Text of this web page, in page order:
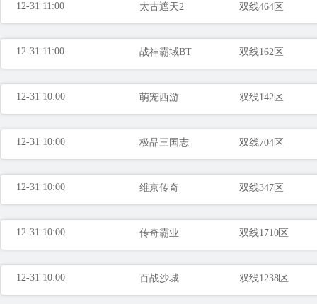
12-31 11:00 太古遮天2 双线464区
12-31 11:00 战神霸域BT 双线162区
12-31 10:00 萌宠西游 双线142区
12-31 10:00 极品三国志 双线704区
12-31 10:00 维京传奇 双线347区
12-31 10:00 传奇霸业 双线1710区
12-31 10:00 百战沙城 双线1238区